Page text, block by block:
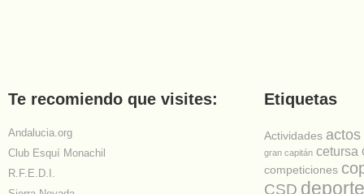
Te recomiendo que visites:
Andalucia.org
Club Esquí Monachil
R.F.E.D.I.
Etiquetas
Actividades actos
gran capitán cetursa
competiciones
CSD deporte